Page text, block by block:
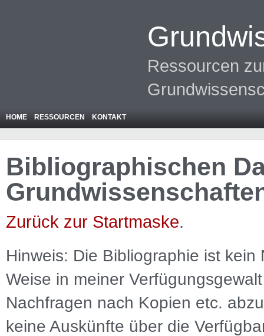
Ressourcen
HOME RESSOURCEN KONTAKT
Bibliographischen
Zurück zur Startmaske.
Hinweis: Die Bibliographie ist kein
Weise in meiner
Nachfragen nach Kopien etc.
keine Auskünfte über die